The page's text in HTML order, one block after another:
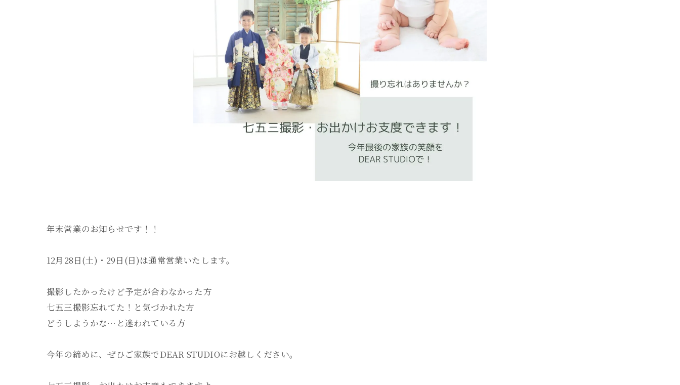
年末営業のお知らせです！！
12月28日(土)・29日(日)は通常営業いたします。
撮影したかったけど予定が合わなかった方
七五三撮影忘れてた！と気づかれた方
どうしようかな…と迷われている方
今年の締めに、ぜひご家族でDEAR STUDIOにお越しください。